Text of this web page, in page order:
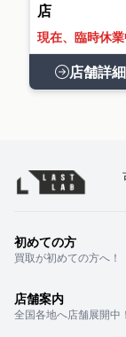
店
現在、臨時休業
店舗詳
初めての方
買取が初めての方へ！
店舗案内
全国各地へ店舗展開中！